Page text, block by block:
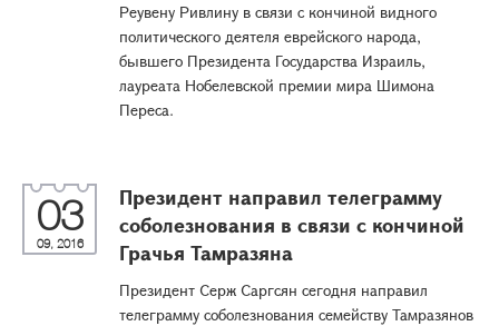
Реувену Ривлину в связи с кончиной видного
политического деятеля еврейского народа,
бывшего Президента Государства Израиль,
лауреата Нобелевской премии мира Шимона
Переса.
03
09, 2016
Президент направил телеграмму
соболезнования в связи с кончиной
Грачья Тамразяна
Президент Серж Саргсян сегодня направил
телеграмму соболезнования семейству Тамразянов